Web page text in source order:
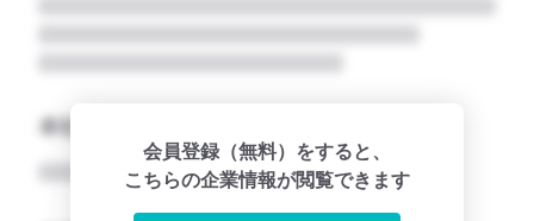
本社所在地名
会員登録（無料）をすると、
こちらの企業情報が閲覧できます